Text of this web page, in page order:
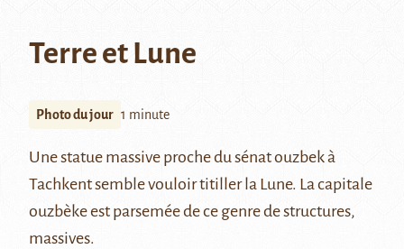
Terre et Lune
Photo du jour 1 minute
Une statue massive proche du sénat ouzbek à
Tachkent semble vouloir titiller la Lune. La capitale
ouzbèke est parsemée de ce genre de structures,
massives.